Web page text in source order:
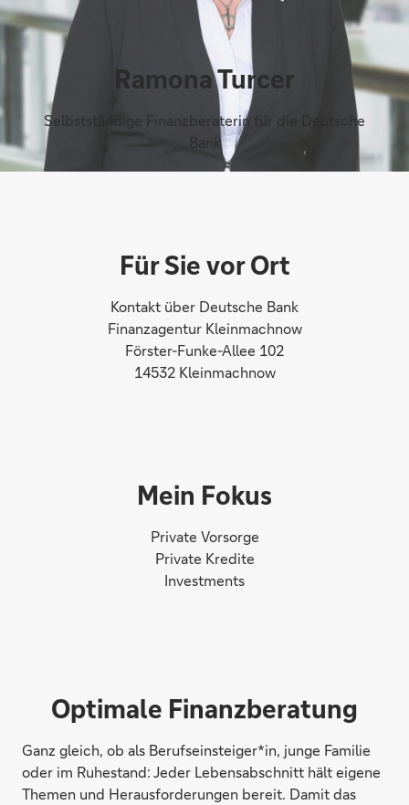
Ramona Turcer
Selbstständige Finanzberaterin für die Deutsche
Bank
Für Sie vor Ort
Kontakt über Deutsche Bank
Finanzagentur Kleinmachnow
Förster-Funke-Allee 102
14532 Kleinmachnow
Mein Fokus
Private Vorsorge
Private Kredite
Investments
Optimale Finanzberatung
Ganz gleich, ob als Berufseinsteiger*in, junge Familie
oder im Ruhestand: Jeder Lebensabschnitt hält eigene
Themen und Herausforderungen bereit. Damit das